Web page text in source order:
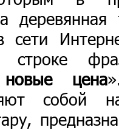
деревянная
сети
строке
цена
собой